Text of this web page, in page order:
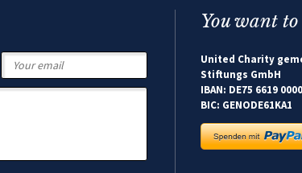
You want
United Charity
Stiftungs GmbH
IBAN: DE75 6619
BIC: GENODE61KA1